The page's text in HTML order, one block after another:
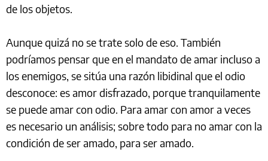
de los objetos.
Aunque quizá no se trate solo de eso. También
podríamos pensar que en el mandato de amar incluso a
los enemigos, se sitúa una razón libidinal que el odio
desconoce: es amor disfrazado, porque tranquilamente
se puede amar con odio. Para amar con amor a veces
es necesario un análisis; sobre todo para no amar con la
condición de ser amado, para ser amado.